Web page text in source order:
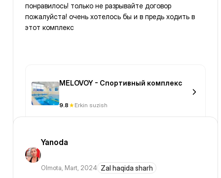
понравилось! только не разрывайте договор
пожалуйста! очень хотелось бы и в предь ходить в
этот комплекс
MELOVOY - Спортивный комплекс
9.8 Erkin suzish
Yanoda
Olmota, Mart, 2024 Zal haqida sharh